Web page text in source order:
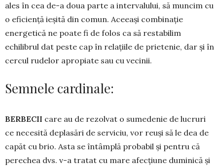
ales în cea de-a doua parte a intervalului, să mun­cim cu
o eficiență ieșită din comun. Aceeași com­binație
energetică ne poate fi de folos ca să re­sta­bilim
echilibrul dat peste cap în relațiile de prie­te­nie, dar și în
cercul rudelor apropiate sau cu vecinii.
Semnele cardinale:
BERBECII care au de rezolvat o su­medenie de lucruri
ce necesită depla­sări de serviciu, vor reuși să le dea de
capăt cu brio. Asta se întâmplă probabil și pentru că
perechea dvs. v-a tratat cu mare afecțiune duminică și